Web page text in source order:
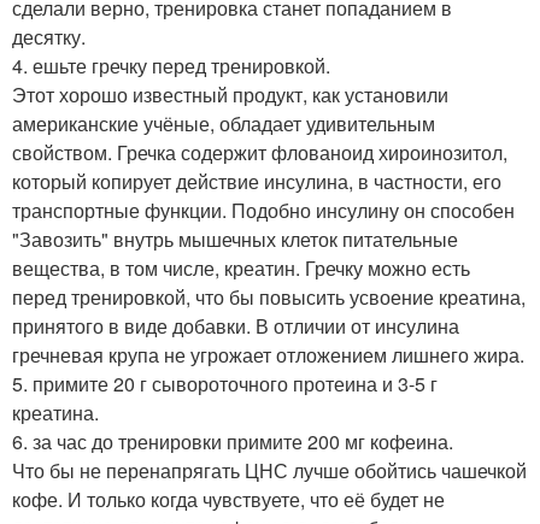
сделали верно, тренировка станет попаданием в
десятку.
4. ешьте гречку перед тренировкой.
Этот хорошо известный продукт, как установили
американские учёные, обладает удивительным
свойством. Гречка содержит флованоид хироинозитол,
который копирует действие инсулина, в частности, его
транспортные функции. Подобно инсулину он способен
"Завозить" внутрь мышечных клеток питательные
вещества, в том числе, креатин. Гречку можно есть
перед тренировкой, что бы повысить усвоение креатина,
принятого в виде добавки. В отличии от инсулина
гречневая крупа не угрожает отложением лишнего жира.
5. примите 20 г сывороточного протеина и 3-5 г
креатина.
6. за час до тренировки примите 200 мг кофеина.
Что бы не перенапрягать ЦНС лучше обойтись чашечкой
кофе. И только когда чувствуете, что её будет не